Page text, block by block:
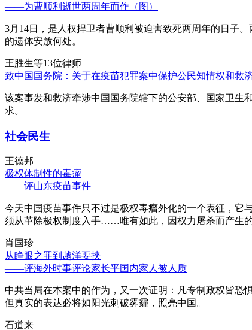
——为曹顺利逝世两周年而作（图）
3月14日，是人权捍卫者曹顺利被迫害致死两周年的日子
的遗体安放何处。
王胜生等13位律师
致中国国务院：关于在疫苗犯罪案中保护公民知情权和救
该案事发和救济牵涉中国国务院辖下的公安部、国家卫生
求。
社会民生
王德邦
极权体制性的毒瘤
——评山东疫苗事件
今天中国疫苗事件只不过是极权毒瘤外化的一个表征，它
须从革除极权制度入手……唯有如此，因权力屠杀而产生
肖国珍
从睁眼之罪到越洋要挟
——评海外时事评论家长平国内家人被人质
中共当局在本案中的作为，又一次证明：凡专制政权皆恐
但真实的表达必将如阳光刺破雾霾，照亮中国。
石道来